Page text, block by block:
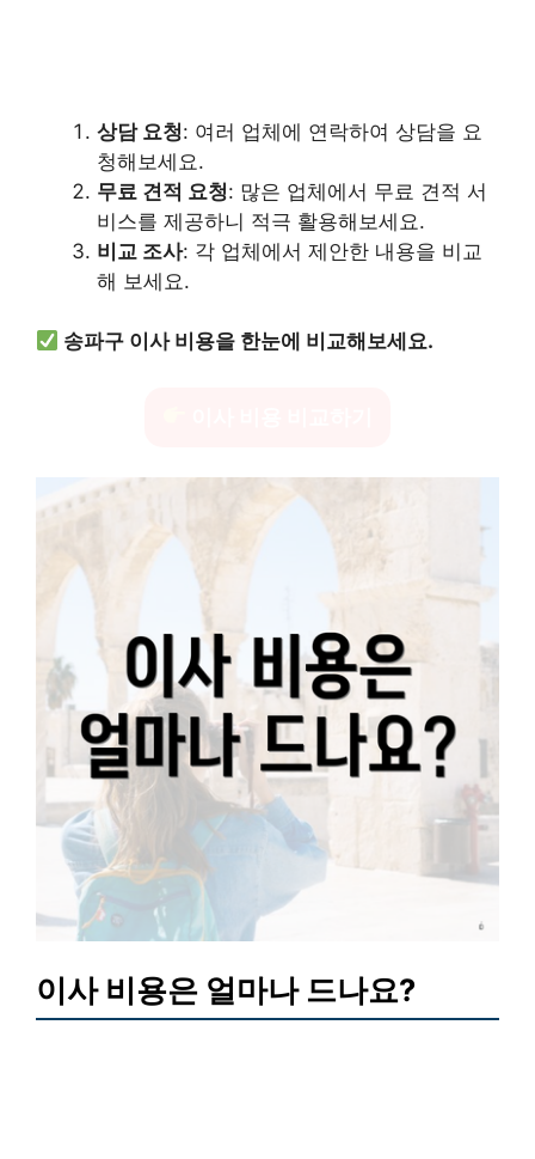
상담 요청: 여러 업체에 연락하여 상담을 요
청해보세요.
무료 견적 요청: 많은 업체에서 무료 견적 서
비스를 제공하니 적극 활용해보세요.
비교 조사: 각 업체에서 제안한 내용을 비교
해 보세요.
송파구 이사 비용을 한눈에 비교해보세요.
이사 비용은 얼마나 드나요?